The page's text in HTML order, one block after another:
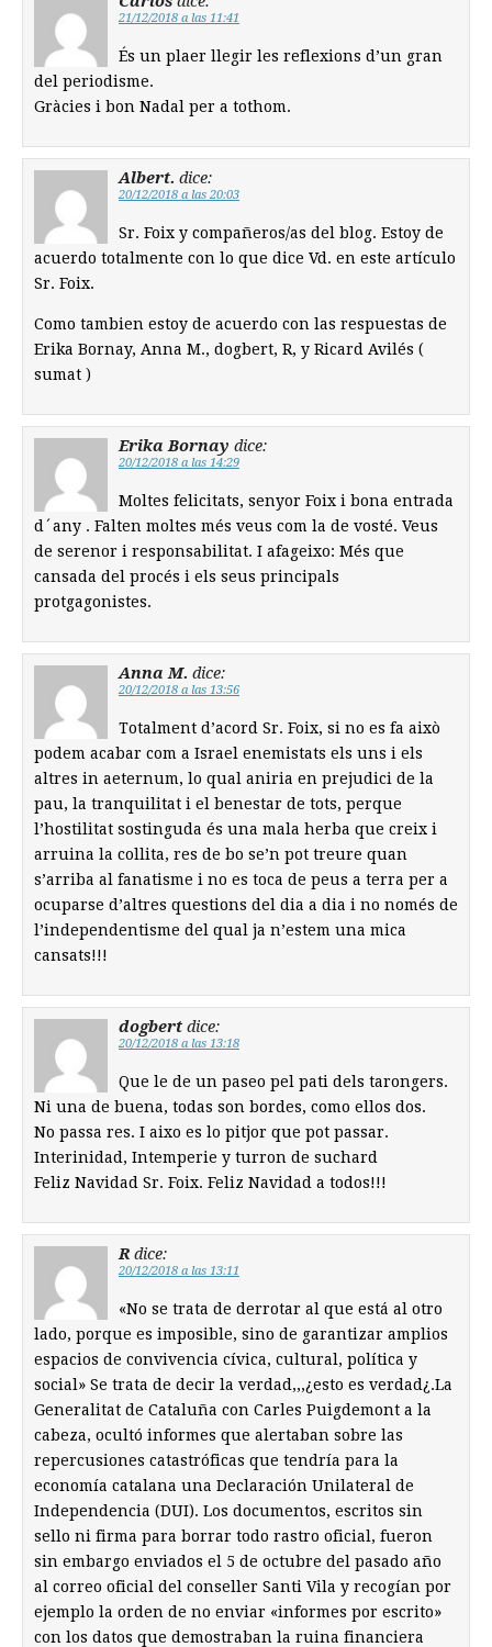
21/12/2018 a las 11:41
És un plaer llegir les reflexions d’un gran
del periodisme.
Gràcies i bon Nadal per a tothom.
Albert. dice:
20/12/2018 a las 20:03
Sr. Foix y compañeros/as del blog. Estoy de
acuerdo totalmente con lo que dice Vd. en este artículo
Sr. Foix.
Como tambien estoy de acuerdo con las respuestas de
Erika Bornay, Anna M., dogbert, R, y Ricard Avilés (
sumat )
Erika Bornay dice:
20/12/2018 a las 14:29
Moltes felicitats, senyor Foix i bona entrada
d´any . Falten moltes més veus com la de vosté. Veus
de serenor i responsabilitat. I afageixo: Més que
cansada del procés i els seus principals
protgagonistes.
Anna M. dice:
20/12/2018 a las 13:56
Totalment d’acord Sr. Foix, si no es fa això
podem acabar com a Israel enemistats els uns i els
altres in aeternum, lo qual aniria en prejudici de la
pau, la tranquilitat i el benestar de tots, perque
l’hostilitat sostinguda és una mala herba que creix i
arruina la collita, res de bo se’n pot treure quan
s’arriba al fanatisme i no es toca de peus a terra per a
ocuparse d’altres questions del dia a dia i no només de
l’independentisme del qual ja n’estem una mica
cansats!!!
dogbert dice:
20/12/2018 a las 13:18
Que le de un paseo pel pati dels tarongers.
Ni una de buena, todas son bordes, como ellos dos.
No passa res. I aixo es lo pitjor que pot passar.
Interinidad, Intemperie y turron de suchard
Feliz Navidad Sr. Foix. Feliz Navidad a todos!!!
R dice:
20/12/2018 a las 13:11
«No se trata de derrotar al que está al otro
lado, porque es imposible, sino de garantizar amplios
espacios de convivencia cívica, cultural, política y
social» Se trata de decir la verdad,,,¿esto es verdad¿.La
Generalitat de Cataluña con Carles Puigdemont a la
cabeza, ocultó informes que alertaban sobre las
repercusiones catastróficas que tendría para la
economía catalana una Declaración Unilateral de
Independencia (DUI). Los documentos, escritos sin
sello ni firma para borrar todo rastro oficial, fueron
sin embargo enviados el 5 de octubre del pasado año
al correo oficial del conseller Santi Vila y recogían por
ejemplo la orden de no enviar «informes por escrito»
con los datos que demostraban la ruina financiera